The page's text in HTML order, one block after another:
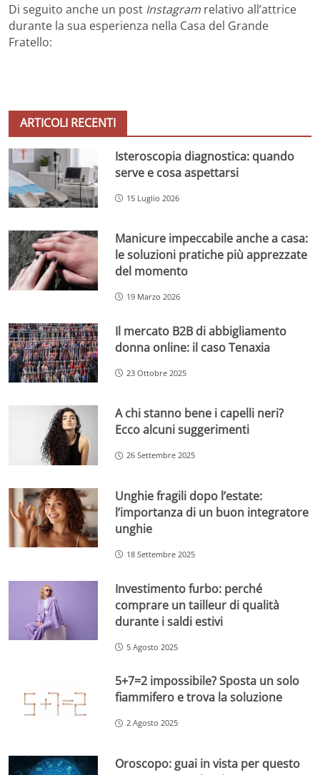
Di seguito anche un post Instagram relativo all’attrice
durante la sua esperienza nella Casa del Grande
Fratello:
ARTICOLI RECENTI
Isteroscopia diagnostica: quando
serve e cosa aspettarsi
15 Luglio 2026
Manicure impeccabile anche a casa:
le soluzioni pratiche più apprezzate
del momento
19 Marzo 2026
Il mercato B2B di abbigliamento
donna online: il caso Tenaxia
23 Ottobre 2025
A chi stanno bene i capelli neri?
Ecco alcuni suggerimenti
26 Settembre 2025
Unghie fragili dopo l’estate:
l’importanza di un buon integratore
unghie
18 Settembre 2025
Investimento furbo: perché
comprare un tailleur di qualità
durante i saldi estivi
5 Agosto 2025
5+7=2 impossibile? Sposta un solo
fiammifero e trova la soluzione
2 Agosto 2025
Oroscopo: guai in vista per questo